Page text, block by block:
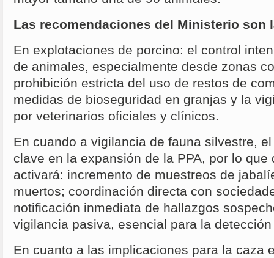
Las recomendaciones del Ministerio son
En explotaciones de porcino: el control
de animales, especialmente desde zonas
prohibición estricta del uso de restos de
medidas de bioseguridad en granjas y la
por veterinarios oficiales y clínicos.
En cuando a vigilancia de fauna silvestre,
clave en la expansión de la PPA, por lo
activará: incremento de muestreos de
muertos; coordinación directa con
notificación inmediata de hallazgos
vigilancia pasiva, esencial para la
En cuanto a las implicaciones para la caza